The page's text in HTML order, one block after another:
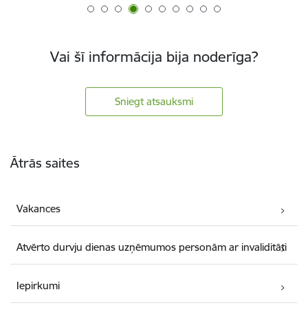
Vai šī informācija bija noderīga?
Sniegt atsauksmi
Ātrās saites
Vakances
Atvērto durvju dienas uzņēmumos personām ar invaliditāti
Iepirkumi